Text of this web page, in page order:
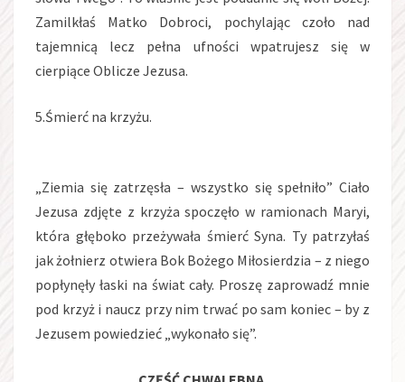
Zamilkłaś Matko Dobroci, pochylając czoło nad
tajemnicą lecz pełna ufności wpatrujesz się w
cierpiące Oblicze Jezusa.
5.Śmierć na krzyżu.
„Ziemia się zatrzęsła – wszystko się spełniło” Ciało
Jezusa zdjęte z krzyża spoczęło w ramionach Maryi,
która głęboko przeżywała śmierć Syna. Ty patrzyłaś
jak żołnierz otwiera Bok Bożego Miłosierdzia – z niego
popłynęły łaski na świat cały. Proszę zaprowadź mnie
pod krzyż i naucz przy nim trwać po sam koniec – by z
Jezusem powiedzieć „wykonało się”.